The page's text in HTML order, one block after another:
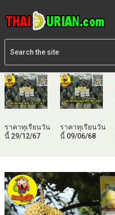
ราคาทุเรียนวัน
นี้ 29/12/67
ราคาทุเรียนวัน
นี้ 09/06/68